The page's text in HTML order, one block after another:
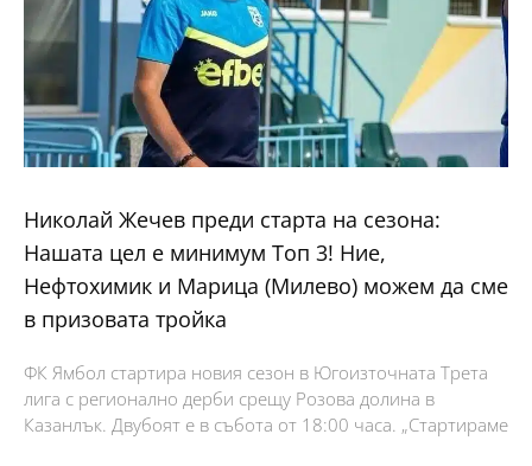
Николай Жечев преди старта на сезона:
Нашата цел е минимум Топ 3! Ние,
Нефтохимик и Марица (Милево) можем да сме
в призовата тройка
ФК Ямбол стартира новия сезон в Югоизточната Трета
лига с регионално дерби срещу Розова долина в
Казанлък. Двубоят е в събота от 18:00 часа. „Стартираме